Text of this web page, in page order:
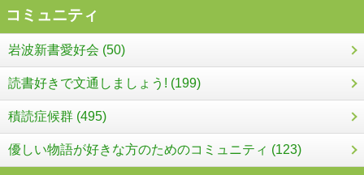
コミュニティ
岩波新書愛好会 (50)
読書好きで文通しましょう! (199)
積読症候群 (495)
優しい物語が好きな方のためのコミュニティ (123)